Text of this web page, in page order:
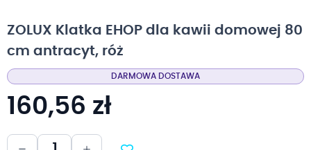
galerii
ZOLUX Klatka EHOP dla kawii domowej 80
cm antracyt, róż
DARMOWA DOSTAWA
160,56 zł